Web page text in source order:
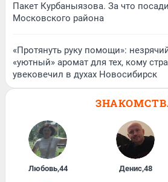
Пакет Курбаныязова. За что
Московского района
«Протянуть руку помощи»:
«уютный» аромат для тех, кому
увековечил в духах Новосибирск
Любовь,44 Денис,48